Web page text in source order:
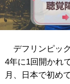
デフリンピッ
4年に1回開かれ
月、日本で初め